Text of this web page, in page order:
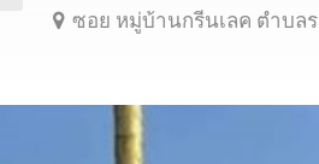
ซอย หมู่บ้านกรีนเลค ตำบล